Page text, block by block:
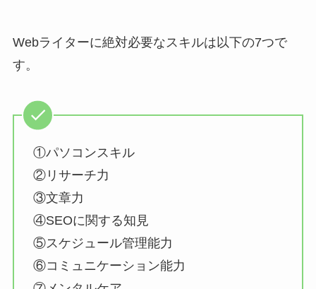
Webライターに絶対必要なスキルは以下の7つで
す。
①パソコンスキル
②リサーチ力
③文章力
④SEOに関する知見
⑤スケジュール管理能力
⑥コミュニケーション能力